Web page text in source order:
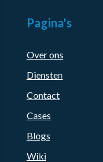
Pagina's
Over ons
Diensten
Contact
Cases
Blogs
Wiki